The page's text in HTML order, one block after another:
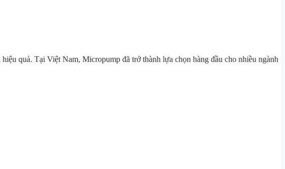
quả. Tại Việt Nam, Micropump đã trở thành lựa chọn hàng đầu cho nhiều ngành